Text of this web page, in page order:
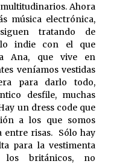
Ahora
música electrónica,
tratando de
indie con el que
Ana, que vive en
veníamos vestidas
para darlo todo,
desfile, muchas
un dress code que
a los que somos
entre risas. Sólo hay
para la vestimenta
británicos, no